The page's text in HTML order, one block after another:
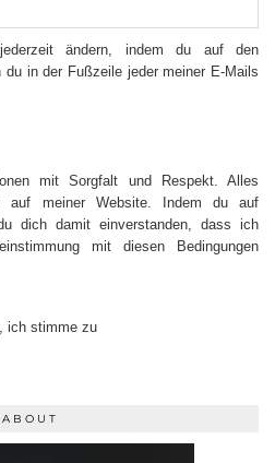
ändern, indem du auf den
in der Fußzeile jeder meiner E-Mails
mit Sorgfalt und Respekt. Alles
auf meiner Website. Indem du auf
dich damit einverstanden, dass ich
mit diesen Bedingungen
ich stimme zu
ABOUT